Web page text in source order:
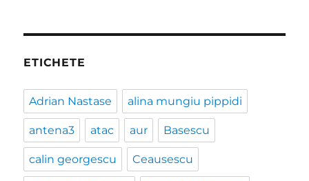
ETICHETE
Adrian Nastase alina mungiu pippidi
antena3 atac aur Basescu
calin georgescu Ceausescu